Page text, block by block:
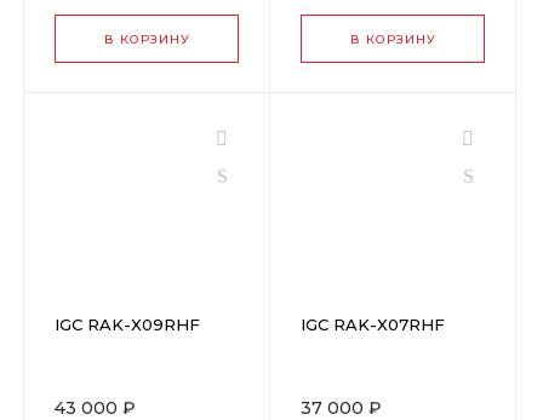
В КОРЗИНУ В КОРЗИНУ
IGC RAK-X09RHF
43 000 ₽
IGC RAK-X07RHF
37 000 ₽